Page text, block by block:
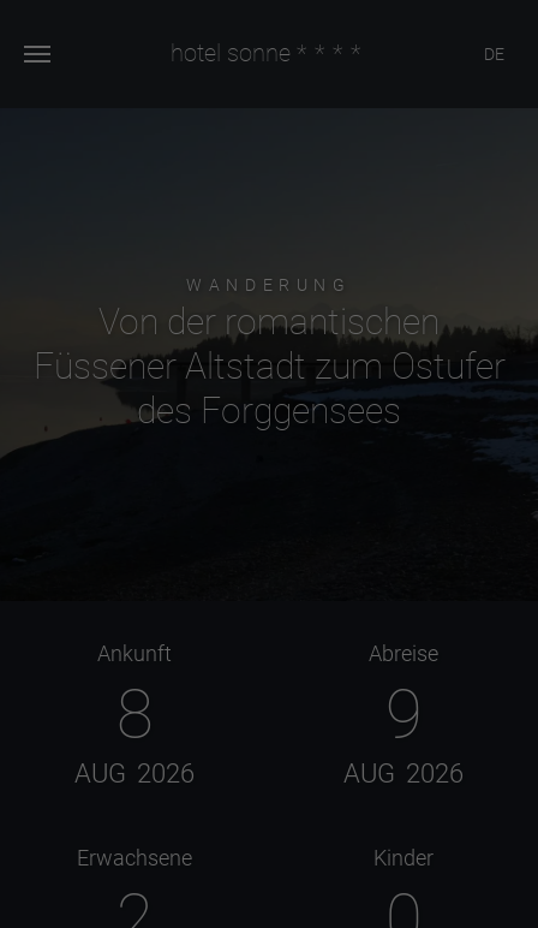
hotel sonne **** DE
WANDERUNG
Von der romantischen
Füssener Altstadt zum Ostufer
des Forggensees
Ankunft
8
AUG 2026
Abreise
9
AUG 2026
Erwachsene Kinder